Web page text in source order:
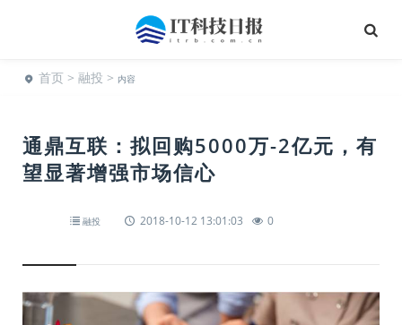
首页 > 融投 > 内容
通鼎互联：拟回购5000万-2亿元，有
望显著增强市场信心
融投 2018-10-12 13:01:03 0